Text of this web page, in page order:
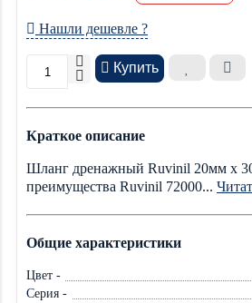
Нашли дешевле ?
Купить
Краткое описание
Шланг дренажный Ruvinil 20мм х
преимущества Ruvinil 72000...
Общие характеристики
Цвет -
Серия -